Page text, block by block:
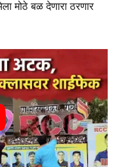
मोठे बळ देणारा ठरणार